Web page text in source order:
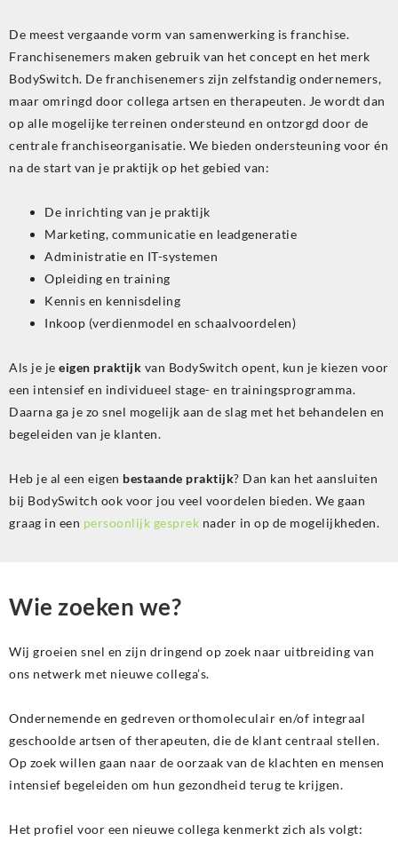
De meest vergaande vorm van samenwerking is franchise.
Franchisenemers maken gebruik van het concept en het merk
BodySwitch. De franchisenemers zijn zelfstandig ondernemers,
maar omringd door collega artsen en therapeuten. Je wordt dan
op alle mogelijke terreinen ondersteund en ontzorgd door de
centrale franchiseorganisatie. We bieden ondersteuning voor én
na de start van je praktijk op het gebied van:
De inrichting van je praktijk
Marketing, communicatie en leadgeneratie
Administratie en IT-systemen
Opleiding en training
Kennis en kennisdeling
Inkoop (verdienmodel en schaalvoordelen)
Als je je eigen praktijk van BodySwitch opent, kun je kiezen voor
een intensief en individueel stage- en trainingsprogramma.
Daarna ga je zo snel mogelijk aan de slag met het behandelen en
begeleiden van je klanten.
Heb je al een eigen bestaande praktijk? Dan kan het aansluiten
bij BodySwitch ook voor jou veel voordelen bieden. We gaan
graag in een persoonlijk gesprek nader in op de mogelijkheden.
Wie zoeken we?
Wij groeien snel en zijn dringend op zoek naar uitbreiding van
ons netwerk met nieuwe collega’s.
Ondernemende en gedreven orthomoleculair en/of integraal
geschoolde artsen of therapeuten, die de klant centraal stellen.
Op zoek willen gaan naar de oorzaak van de klachten en mensen
intensief begeleiden om hun gezondheid terug te krijgen.
Het profiel voor een nieuwe collega kenmerkt zich als volgt: